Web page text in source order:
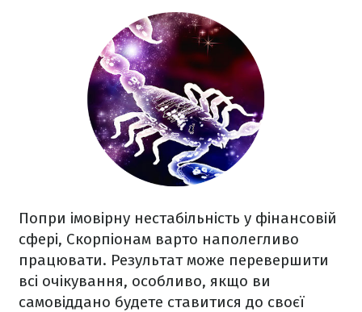
Попри імовірну нестабільність у фінансовій
сфері, Скорпіонам варто наполегливо
працювати. Результат може перевершити
всі очікування, особливо, якщо ви
самовіддано будете ставитися до своєї